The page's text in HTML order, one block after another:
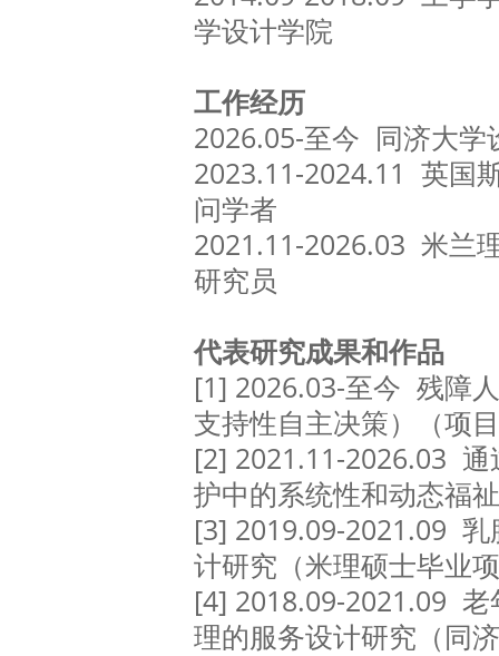
学设计学院
工作经历
2026.05-至今 同济大学
2023.11-2024.11 英国
问学者
2021.11-2026.03 米兰
研究员
代表研究成果和作品
[1] 2026.03-至今 残障
支持性自主决策）（项
[2] 2021.11-2026.03 通
护中的系统性和动态福
[3] 2019.09-2021.09 乳
计研究（米理硕士毕业
[4] 2018.09-2021.09 老
理的服务设计研究（同